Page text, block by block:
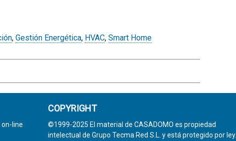
, Gestión Energética, HVAC, Smart Home
on-line
COPYRIGHT
©1999-2025 El material de CASADOMO es propiedad
intelectual de Grupo Tecma Red S.L. y está protegido por ley.